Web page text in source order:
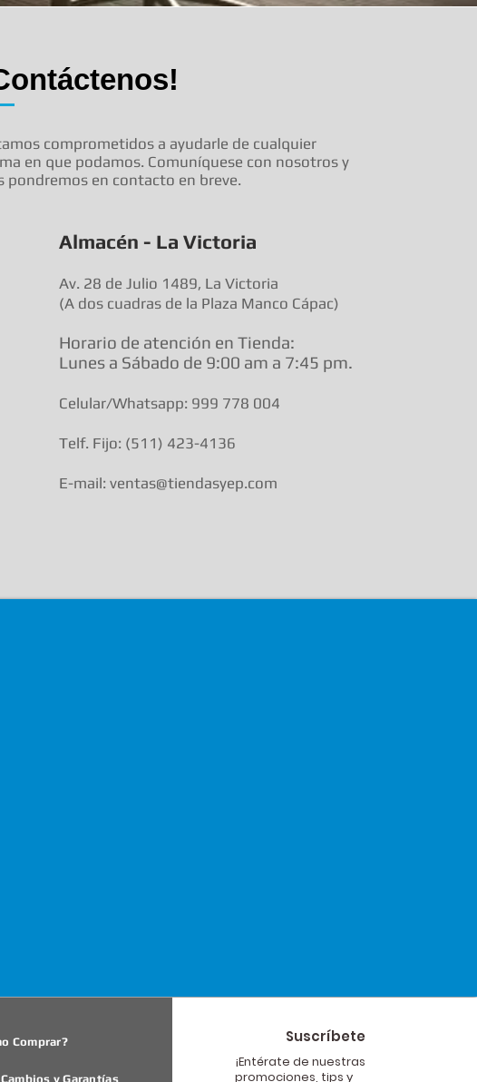
comprometidos a ayudarle de cualquier
en que podamos. Comuníquese con nosotros y
pondremos en contacto en breve.
Almacén - La Victoria
Av. 28 de Julio 1489, La Victoria
(A dos cuadras de la Plaza Manco Cápac)
Horario de atención en Tienda:
Lunes a Sábado de 9:00 am a 7:45 pm.
Celular/Whatsapp: 999 778 004
Telf. Fijo: (511) 423-4136
E-mail: ventas@tiendasyep.com
Comprar?
y Garantías
Suscríbete
¡Entérate de nuestras
promociones, tips y